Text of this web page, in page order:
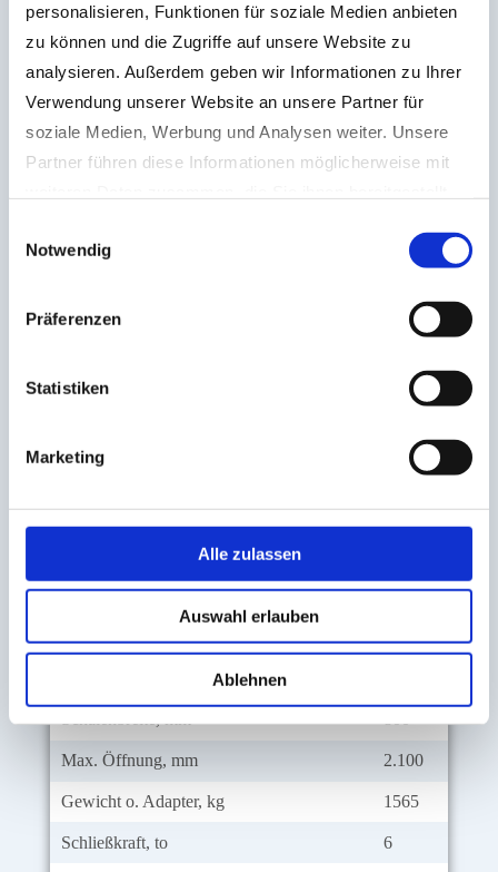
personalisieren, Funktionen für soziale Medien anbieten
zu können und die Zugriffe auf unsere Website zu
analysieren. Außerdem geben wir Informationen zu Ihrer
Verwendung unserer Website an unsere Partner für
soziale Medien, Werbung und Analysen weiter. Unsere
Partner führen diese Informationen möglicherweise mit
gesammelt haben.
Notwendig
Präferenzen
Statistiken
Marketing
Alle zulassen
Auswahl erlauben
Ablehnen
Gewicht o. Adapter, kg 700
Baggergewicht, to 10 – 12
SG 2.3
Gewicht o. Adapter, kg 820
Schalenbreite, mm 700
Max. Öffnung, mm 1.930
Gewicht o. Adapter, kg
Schließkraft, to 5
SG 3.0
Schalenbreite, mm 800
Max. Öffnung, mm 2.100
Gewicht o. Adapter, kg 1565
Schließkraft, to 6